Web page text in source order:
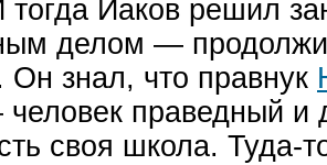
тогда Иаков решил
делом —
Он знал, что правнук
праведный и
своя школа. Туда-